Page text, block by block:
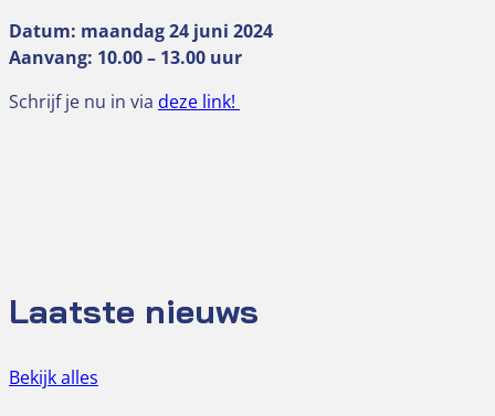
Datum: maandag 24 juni 2024
Aanvang: 10.00 – 13.00 uur
Schrijf je nu in via deze link!
Laatste nieuws
Bekijk alles